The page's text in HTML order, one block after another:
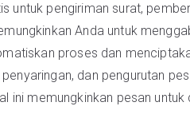
untuk pengiriman surat,
Anda untuk
proses dan
dan pengurutan
ini memungkinkan pesan